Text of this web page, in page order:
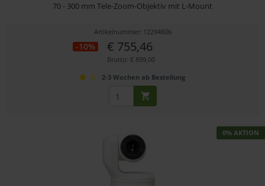
70 - 300 mm Tele-Zoom-Objektiv mit L-Mount
Artikelnummer: 12294606
-10% € 755,46
Brutto: € 899,00
2-3 Wochen ab Bestellung
0% AKTION